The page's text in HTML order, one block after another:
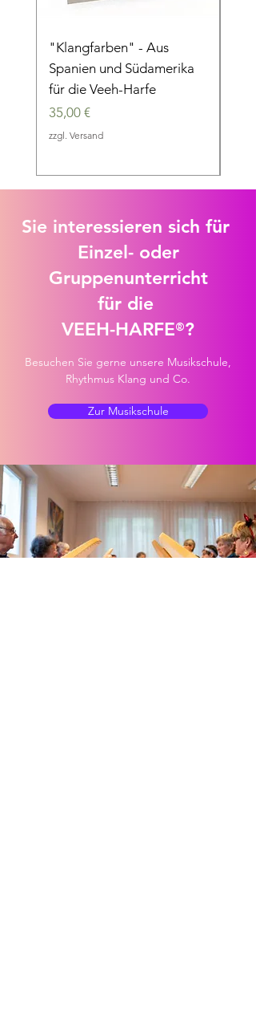
"Klangfarben" - Aus
Spanien und Südamerika
für die Veeh-Harfe
Preis
35,00 €
zzgl. Versand
Sie interessieren sich für
Einzel- oder
Gruppenunterricht
für die
VEEH-HARFE®?
Besuchen Sie gerne unsere Musikschule,
Rhythmus Klang und Co.
Zur Musikschule